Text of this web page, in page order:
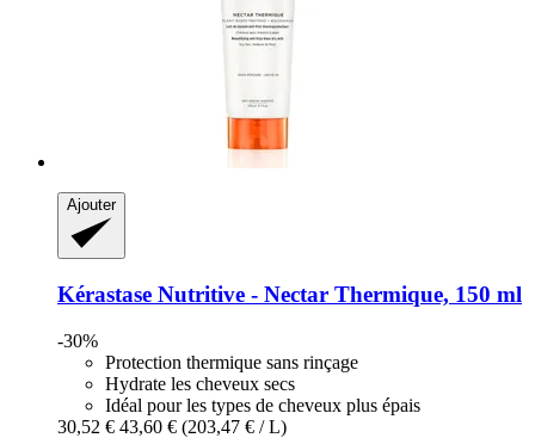
Ajouter
Kérastase Nutritive -​ Nectar Thermique, 150 ml
-30%
Protection thermique sans rinçage
Hydrate les cheveux secs
Idéal pour les types de cheveux plus épais
30,52 € 43,60 € (203,47 € / L)